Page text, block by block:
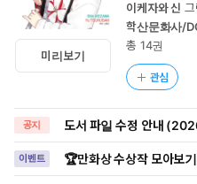
미리보기
이케자와 신 그
학산문화사/
총 14권
관심
공지 도서 파일 수정 안내
이벤트 🏆만화상 수상작 모아보